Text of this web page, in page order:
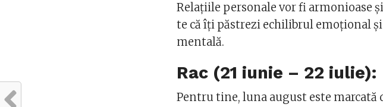
Relațiile personale vor fi armonioase
te că îți păstrezi echilibrul emoțional
mentală.
Rac (21 iunie – 22 iulie):
Pentru tine, luna august este marcată